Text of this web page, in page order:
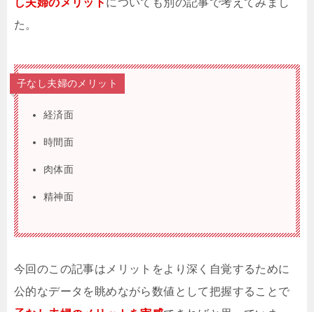
し夫婦のメリット についても別の記事で考えてみまし
た。
子なし夫婦のメリット
経済面
時間面
肉体面
精神面
今回のこの記事はメリットをより深く自覚するために
公的なデータを眺めながら数値として把握することで